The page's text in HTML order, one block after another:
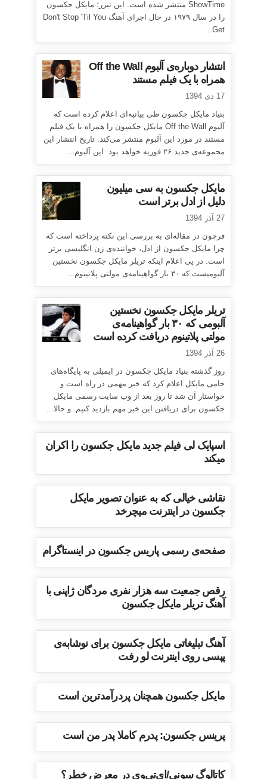
ShowTime منتشر شده است. این تیزر؛ مایکل جکسون
را در سال ۱۹۷۹ در حال اجرای آهنگ Don't Stop 'Til You
Get...
انتشار دوباره‌ی آلبوم Off the Wall
همراه با یک فیلم مستند
17 دی 1394
بنیاد مایکل جکسون طی بیانیه‌ای اعلام کرده است که
آلبوم Off the Wall مایکل جکسون را همراه با یک فیلم
مستند در مورد این آلبوم منتشر می‌کند. تاریخ انتشار این
مجموعه‌ی جدید ۲۶ فوریه خواهد بود. این آلبوم...
مایکل جکسون به سی میلیون
دلیل از ادل برتر است
27 آذر 1394
فرچون در مقاله‌ای به بررسی این نکته پرداخته است که
چرا مایکل جکسون از ادل، خواننده‌ی زن انگلیسی برتر
است. در پی اعلام اینکه تریلر مایکل جکسون نخستین
آلبومیست که ۳۰ بار گواهینامه‌ی مولتی پلاتینوم...
تریلر مایکل جکسون نخستین
آلبومی که ۳۰ بار گواهینامه‌ی
مولتی پلاتینوم دریافت کرده است
26 آذر 1394
روز گذشته بنیاد مایکل جکسون در ایمیلی به پایگاه‌های
حامی مایکل اعلام کرد که خبر مهمی در راه است و
خواستار آن شد تا روز بعد از وب سایت رسمی مایکل
جکسون برای دریافتن این خبر مهم بازدید کنیم. و حالا...
اسپایک لی فیلم جدید مایکل جکسون را اکران
میکند
نقاشی خیالی که به عنوان تصویر مایکل
جکسون در اینترنت میچرخد
صفحه‌ی رسمی پاریس جکسون در اینستاگرام
رقص جمعیت سه هزار نفری مردگان ژاپنی با
آهنگ تریلر مایکل جکسون
آهنگ تبلیغاتی مایکل جکسون برای نوشابه‌ی
پپسی روی اینترنت لو رفت
مایکل جکسون همچنان پردرآمدترین است
پرینس جکسون: پدرم کاملا پدر من است
کاتالوگ سونی/ای‌تی‌وی در معرض خطر؟